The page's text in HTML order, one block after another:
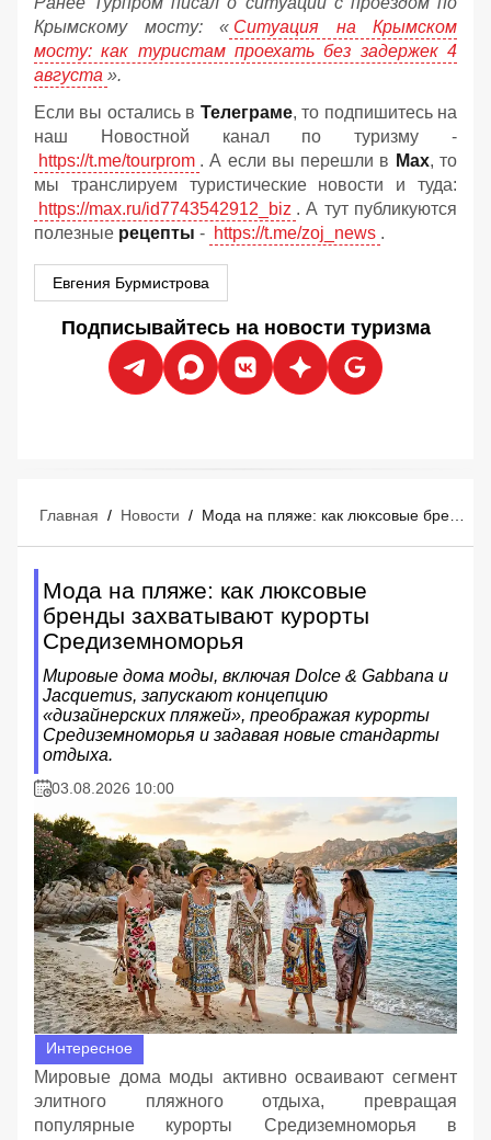
Крымскому мосту: « Ситуация на Крымском
мосту: как туристам проехать без задержек 4
августа ».
Если вы остались в Телеграме, то подпишитесь на
наш Новостной канал по туризму -
https://t.me/tourprom . А если вы перешли в Мах, то
мы транслируем туристические новости и туда:
https://max.ru/id7743542912_biz . А тут публикуются
полезные рецепты - https://t.me/zoj_news .
Евгения Бурмистрова
Подписывайтесь на новости туризма
Главная / Новости / Мода на пляже: как люксовые бренды захватывают курорты Средиземноморья
Мода на пляже: как люксовые
бренды захватывают курорты
Средиземноморья
Мировые дома моды, включая Dolce & Gabbana и
Jacquemus, запускают концепцию
«дизайнерских пляжей», преображая курорты
Средиземноморья и задавая новые стандарты
отдыха.
03.08.2026 10:00
Интересное
Мировые дома моды активно осваивают сегмент
элитного пляжного отдыха, превращая
популярные курорты Средиземноморья в